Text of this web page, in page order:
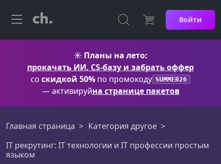
Войти
☀️ Планы на лето:
прокачать ИИ, CS-базу и забрать оффер
со скидкой 50% по промокоду SUMMER26
— активируйна странице пакетов
Главная страница
Категория другое
IT рекрутинг: IT технологии и IT профессии простым
языком